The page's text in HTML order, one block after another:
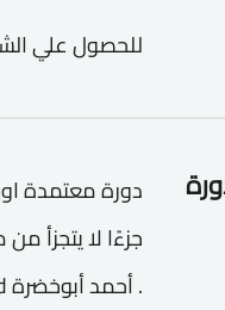
للحصول علي
جزءًا لا يتجزأ
. أحمد أبوخضرة Word